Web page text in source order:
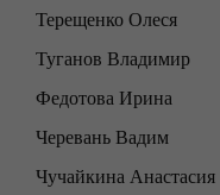
Терещенко Олеся
Туганов Владимир
Федотова Ирина
Черевань Вадим
Чучайкина Анастасия